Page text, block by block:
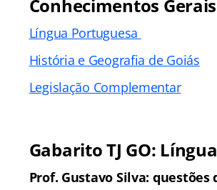
Conhecimentos Gerais
Língua Portuguesa
História e Geografia de Goiás
Legislação Complementar
Gabarito TJ GO:
Prof. Gustavo Silva: questões